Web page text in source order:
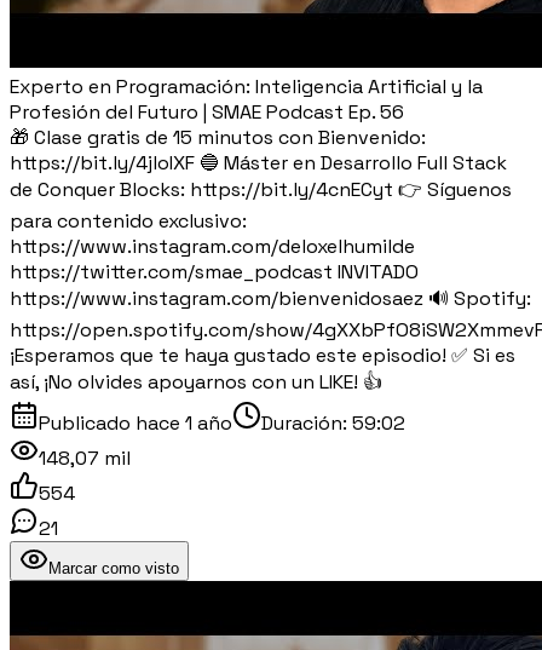
Experto en Programación: Inteligencia Artificial y la
Profesión del Futuro | SMAE Podcast Ep. 56
🎁 Clase gratis de 15 minutos con Bienvenido:
https://bit.ly/4jloIXF 🔵 Máster en Desarrollo Full Stack
de Conquer Blocks: https://bit.ly/4cnECyt 👉 Síguenos
para contenido exclusivo:
https://www.instagram.com/deloxelhumilde
https://twitter.com/smae_podcast INVITADO
https://www.instagram.com/bienvenidosaez 🔊 Spotify:
https://open.spotify.com/show/
¡Esperamos que te haya gustado este episodio! ✅ Si es
así, ¡No olvides apoyarnos con un LIKE! 👍
Publicado hace 1 año Duración: 59:02
148,07 mil
554
21
Marcar como visto